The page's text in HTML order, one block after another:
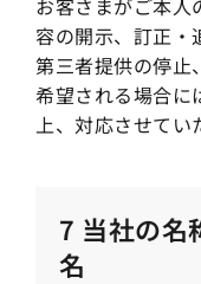
お客さまがご本人
容の開示、訂正・
第三者提供の停止
希望される場合に
上、対応させてい
7 当社の名
名